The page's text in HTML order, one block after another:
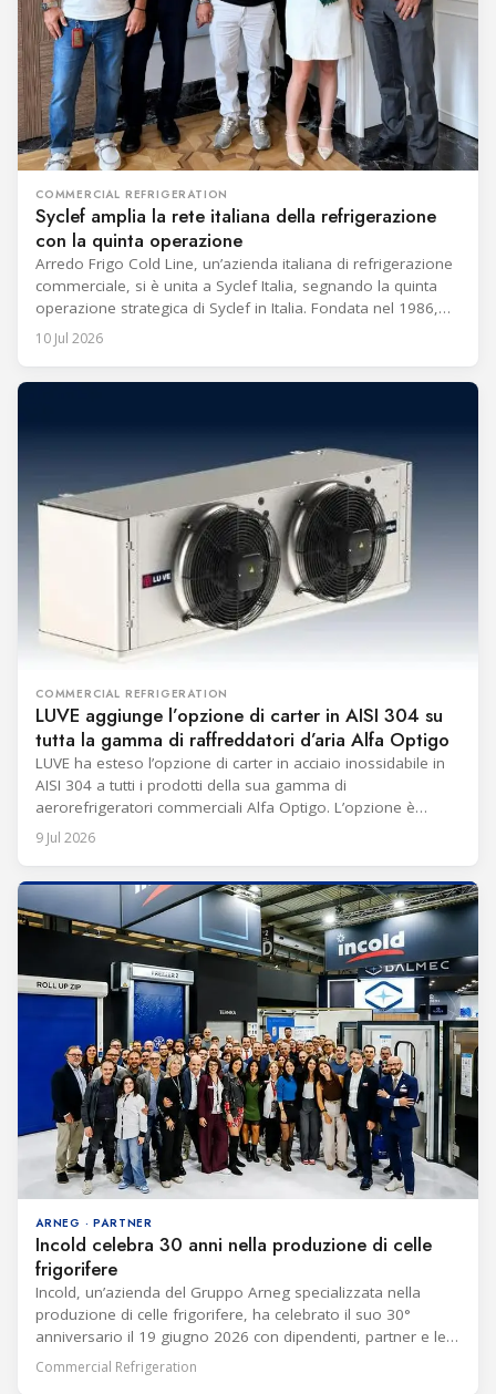
COMMERCIAL REFRIGERATION
Syclef amplia la rete italiana della refrigerazione
con la quinta operazione
Arredo Frigo Cold Line, un’azienda italiana di refrigerazione
commerciale, si è unita a Syclef Italia, segnando la quinta
operazione strategica di Syclef in Italia. Fondata nel 1986,
l’azienda impiega quasi 60 persone e manterrà il team di
gestione esistente. Con sede nella regione italiana del
10 Jul 2026
COMMERCIAL REFRIGERATION
LUVE aggiunge l’opzione di carter in AISI 304 su
tutta la gamma di raffreddatori d’aria Alfa Optigo
LUVE ha esteso l’opzione di carter in acciaio inossidabile in
AISI 304 a tutti i prodotti della sua gamma di
aerorefrigeratori commerciali Alfa Optigo. L’opzione è
destinata ad aumentare la durata e l’idoneità per ambienti
impegnativi. Il carter in acciaio inossidabile è ora disponibile
9 Jul 2026
ARNEG · PARTNER
Incold celebra 30 anni nella produzione di celle
frigorifere
Incold, un’azienda del Gruppo Arneg specializzata nella
produzione di celle frigorifere, ha celebrato il suo 30°
anniversario il 19 giugno 2026 con dipendenti, partner e le
loro famiglie. L’Amministratore Delegato Filippo Finco ha
affermato che due progetti sono stati particolarmente
Commercial Refrigeration